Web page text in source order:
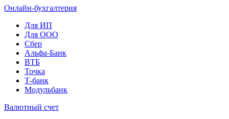
Онлайн-бухгалтерия
Для ИП
Для ООО
Сбер
Альфа-Банк
ВТБ
Точка
Т-банк
Модульбанк
Валютный счет